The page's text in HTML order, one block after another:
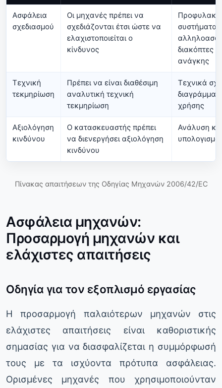
Ασφάλεια
σχεδιασμού
Οι μηχανές πρέπει να
σχεδιάζονται έτσι ώστε να
ελαχιστοποιείται ο
κίνδυνος
συστήματα
διακόπτες
ανάγκης
Τεχνική
τεκμηρίωση
Πρέπει να είναι διαθέσιμη
αναλυτική τεχνική
τεκμηρίωση
Τεχνικά
χρήσης
Αξιολόγηση
κινδύνου
Ο κατασκευαστής πρέπει
να διενεργήσει αξιολόγηση
κινδύνου
Ανάλυση
Πίνακας απαιτήσεων της Οδηγίας Μηχανών 2006/42/EC
Ασφάλεια μηχανών:
Προσαρμογή μηχανών και
ελάχιστες απαιτήσεις
Οδηγία για τον εξοπλισμό εργασίας
Η προσαρμογή παλαιότερων μηχανών στις
ελάχιστες απαιτήσεις είναι καθοριστικής
σημασίας για να διασφαλίζεται η συμμόρφωσή
τους με τα ισχύοντα πρότυπα ασφάλειας.
Ορισμένες μηχανές που χρησιμοποιούνταν